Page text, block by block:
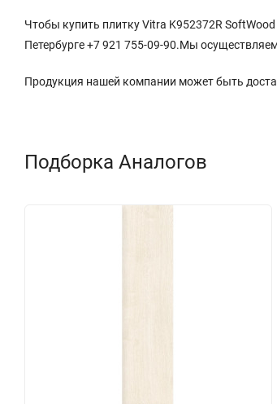
Чтобы купить плитку Vitra K952372R
Петербурге +7 921 755-09-90.Мы
Продукция нашей компании может быть
Подборка Аналогов